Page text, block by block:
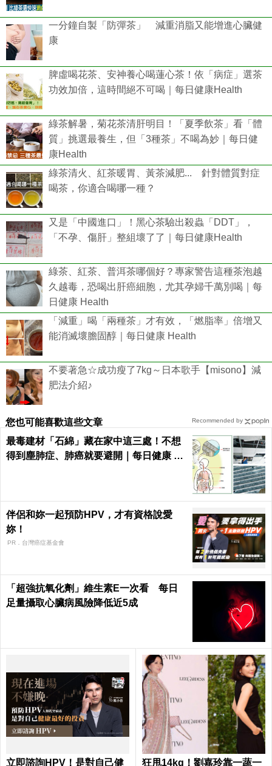
一分鐘自製「防彈茶」 減重消脂又能增進心臟健
康
脾虛喝花茶、安神養心喝蓮心茶！依「病症」選茶
功效加倍，這時間絕不可喝｜每日健康Health
綠茶解暑，菊花茶清肝明目！「夏季飲茶」看「體
質」挑選最養生，但「3種茶」不喝為妙｜每日健
康Health
綠茶清火、紅茶暖胃、黃茶減肥... 針對體質對症
喝茶，你適合喝哪一種？
又是「中國進口」！黑心茶驗出殺蟲「DDT」，
「不孕、傷肝」整組壞了了｜每日健康Health
綠茶、紅茶、普洱茶哪個好？專家警告這種茶泡越
久越毒，恐喝出肝癌細胞，尤其孕婦千萬別喝｜每
日健康 Health
「減重」喝「兩種茶」才有效，「燃脂率」倍增又
能消滅壞膽固醇｜每日健康 Health
不要著急☆成功瘦了7kg～日本歌手【misono】減
肥法介紹♪
您也可能喜歡這些文章
最毒建材「石綿」藏在家中這三處！不想
得到塵肺症、肺癌就要避開｜每日健康 He
伴侶和妳一起預防HPV，才有資格說愛
妳！
PR．台灣癌症基金會
「超強抗氧化劑」維生素E一次看 每日
足量攝取心臟病風險降低近5成
立即諮詢HPV！是對自己健 狂甩14kg！劉嘉玲靠一蔬一
Recommended by